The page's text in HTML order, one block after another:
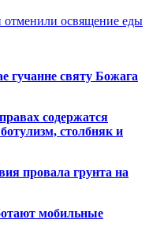
отменили освящение еды
гучанне святу Божага
содержатся
столбняк и
провала грунта на
мобильные